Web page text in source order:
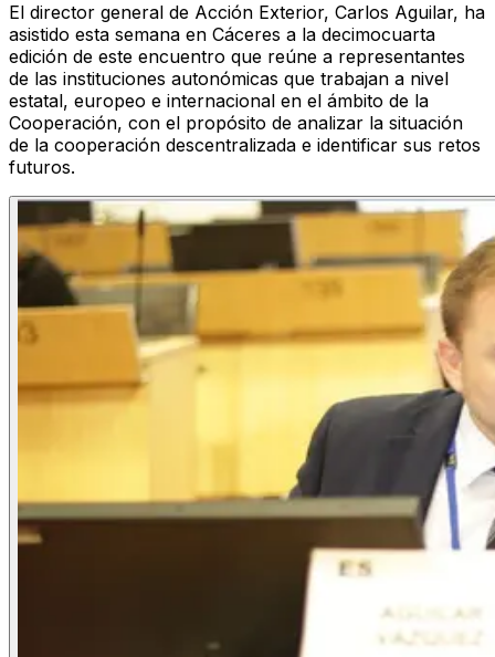
El director general de Acción Exterior, Carlos Aguilar, ha
asistido esta semana en Cáceres a la decimocuarta
edición de este encuentro que reúne a representantes
de las instituciones autonómicas que trabajan a nivel
estatal, europeo e internacional en el ámbito de la
Cooperación, con el propósito de analizar la situación
de la cooperación descentralizada e identificar sus retos
futuros.